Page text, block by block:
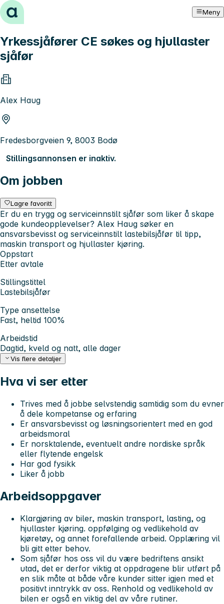
Hopp til innhold Meny
Yrkessjåfører CE søkes og hjullaster
sjåfør
Alex Haug
Fredesborgveien 9, 8003 Bodø
Stillingsannonsen er inaktiv.
Om jobben
Lagre favoritt
Er du en trygg og serviceinnstilt sjåfør som liker å skape
gode kundeopplevelser? Alex Haug søker en
ansvarsbevisst og serviceinnstilt lastebilsjåfør til tipp,
maskin transport og hjullaster kjøring.
Oppstart
Etter avtale
Stillingstittel
Lastebilsjåfør
Type ansettelse
Fast, heltid 100%
Arbeidstid
Dagtid, kveld og natt, alle dager
Vis flere detaljer
Hva vi ser etter
Trives med å jobbe selvstendig samtidig som du evner
å dele kompetanse og erfaring
Er ansvarsbevisst og løsningsorientert med en god
arbeidsmoral
Er norsktalende, eventuelt andre nordiske språk
eller flytende engelsk
Har god fysikk
Liker å jobb
Arbeidsoppgaver
Klargjøring av biler, maskin transport, lasting, og
hjullaster kjøring. oppfølging og vedlikehold av
kjøretøy, og annet forefallende arbeid. Opplæring vil
bli gitt etter behov.
Som sjåfør hos oss vil du være bedriftens ansikt
utad, det er derfor viktig at oppdragene blir utført på
en slik måte at både våre kunder sitter igjen med et
positivt inntrykk av oss. Renhold og vedlikehold av
bilen er også en viktig del av våre rutiner.